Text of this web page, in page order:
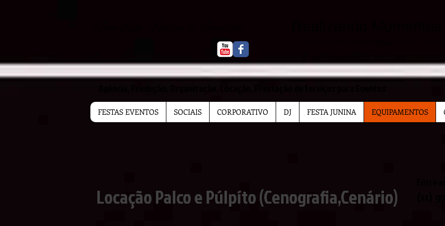
FESTAS EVENTOS SOCIAIS CORPORATIVO DJ FESTA JUNINA EQUIPAMENTOS
Locação Palco e Púlpíto (Cenografia,Cenário)